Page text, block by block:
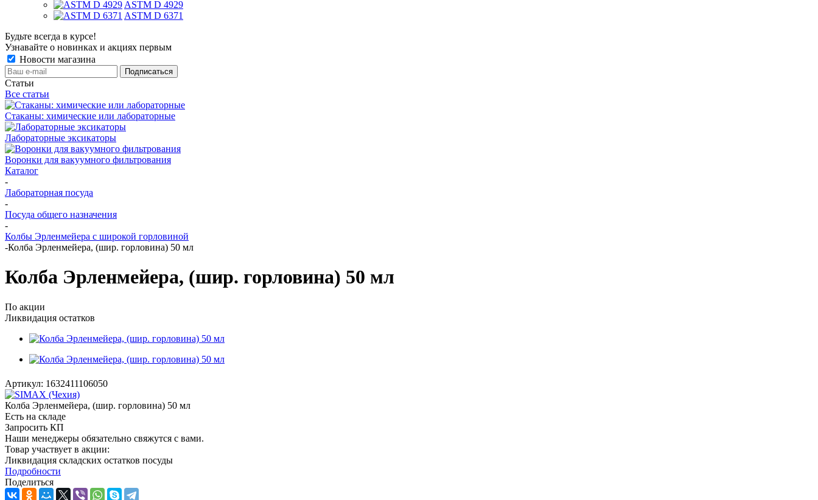
ASTM D 4929
ASTM D 6371
Будьте всегда в курсе!
Узнавайте о новинках и акциях первым
Новости магазина
Статьи
Все статьи
Стаканы: химические или лабораторные
Лабораторные эксикаторы
Воронки для вакуумного фильтрования
Каталог
-
Лабораторная посуда
-
Посуда общего назначения
-
Колбы Эрленмейера с широкой горловиной
-Колба Эрленмейера, (шир. горловина) 50 мл
Колба Эрленмейера, (шир. горловина) 50 мл
По акции
Ликвидация остатков
Артикул: 1632411106050
Колба Эрленмейера, (шир. горловина) 50 мл
Есть на складе
Запросить КП
Наши менеджеры обязательно свяжутся с вами.
Товар участвует в акции:
Ликвидация складских остатков посуды
Подробности
Поделиться